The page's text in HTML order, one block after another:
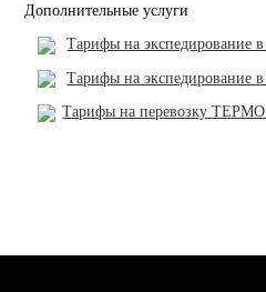
Дополнительные услуги
Тарифы на экспедирование в
Тарифы на экспедирование
Тарифы на перевозку ТЕРМО